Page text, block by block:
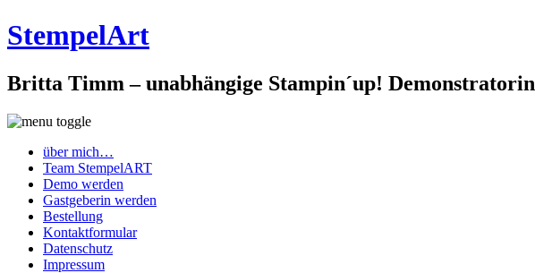
StempelArt
Britta Timm – unabhängige Stampin´up!
über mich…
Team StempelART
Demo werden
Gastgeberin werden
Bestellung
Kontaktformular
Datenschutz
Impressum